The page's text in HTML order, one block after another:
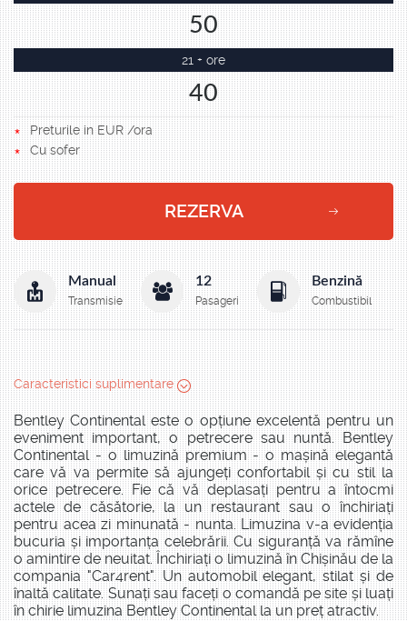
50
21 + ore
40
Preturile in EUR /ora
Cu sofer
REZERVA
Manual
Transmisie
12
Pasageri
Benzină
Combustibil
Caracteristici suplimentare
Bentley Continental este o opțiune excelentă pentru un
eveniment important, o petrecere sau nuntă. Bentley
Continental - o limuzină premium - o mașină elegantă
care vă va permite să ajungeți confortabil și cu stil la
orice petrecere. Fie că vă deplasați pentru a întocmi
actele de căsătorie, la un restaurant sau o închiriați
pentru acea zi minunată - nunta. Limuzina v-a evidenția
bucuria și importanța celebrării. Cu siguranță va rămîne
o amintire de neuitat. Închiriați o limuzină în Chișinău de la
compania "Car4rent". Un automobil elegant, stilat și de
înaltă calitate. Sunați sau faceți o comandă pe site și luați
în chirie limuzina Bentley Continental la un preț atractiv.